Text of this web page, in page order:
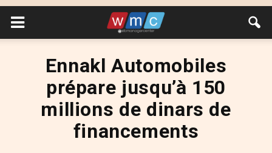
Ennakl Automobiles
prépare jusqu’à 150
millions de dinars de
financements